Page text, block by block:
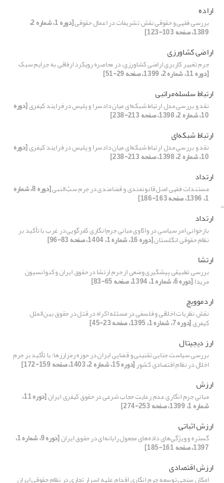
اراده
بررسی فقهی و حقوقی نقش تشریفات در اعمال حقوقی [دوره 1، شماره 2،
1389، صفحه 103-123]
اراضی کشاورزی
جرم تغییر کاربری اراضی کشاورزی، در محاصره رویکرد ارفاقی به جرایم سبک
[دوره 11، شماره 2، 1399، صفحه 29-51]
ارتباط سلسله‌مراتبی
نقد و بررسی مدل ارتباط شبکه‌ای میان دادسرا و پلیس در فرایند کیفری[دوره
10، شماره 2، 1398، صفحه 213-238]
ارتباط شبکه‌ای
نقد و بررسی مدل ارتباط شبکه‌ای میان دادسرا و پلیس در فرایند کیفری[دوره
10، شماره 2، 1398، صفحه 213-238]
ارتداد
مستندات فقهی اصل قانونمندی و قضامندی در جرم سب‌ّالنبی [دوره 8، شماره
1، 1396، صفحه 163-186]
ارتداد
بازخوانی امر سیاسی در واکاوی مبانی جرم‌انگاری کفرگویی در غرب با تأکید بر
نظام حقوقی انگلستان[دوره 16، شماره 1، 1404، صفحه 83-96]
ارتشا
بررسی تطبیقی پیشگیری وضعی از جرم ارتشا در حقوق ایران و کنوانسیون
مریدا[دوره 6، شماره 1، 1394، صفحه 65-83]
اردموویچ
نقش نظریات اخلاقی و فلسفی در مسئله اکراه در قتل در حقوق بین‌الملل
کیفری[دوره 7، شماره 1، 1395، صفحه 23-45]
ارز دیجیتال
بررسی سیاست جنایی تقنینی و قضایی ایران در حوزه رمزارزها؛ با تأکید بر جرم
اخلال در نظام اقتصادی کشور[دوره 15، شماره 2، 1403، صفحه 159-172]
ارزش
مبانی جرم انگاری عدم رعایت حجاب شرعی در حقوق کیفری ایران [دوره 11،
شماره 1، 1399، صفحه 253-274]
ارزش اثباتی
گستره و ویژگی‌های داده‌های مجعول رایانه‌ای در حقوق ایران [دوره 9، شماره 1،
1397، صفحه 161-185]
ارزش اقتصادی
امکان سنجی توسعه جرم انگاری اقدام علیه اسرار تجاری در نظام حقوقی ایران